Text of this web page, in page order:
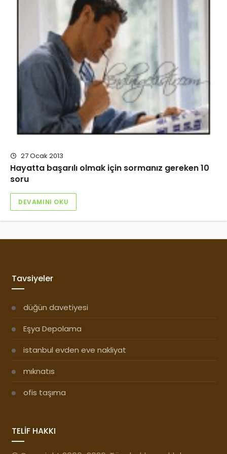
27 Ocak 2013
Hayatta başarılı olmak için sormanız gereken 10
soru
DEVAMINI OKU
Tavsiyeler
düğün davetiyesi
Eşya Depolama
istanbul evden eve nakliyat
mıknatıs
ofis taşıma
TELİF HAKKI